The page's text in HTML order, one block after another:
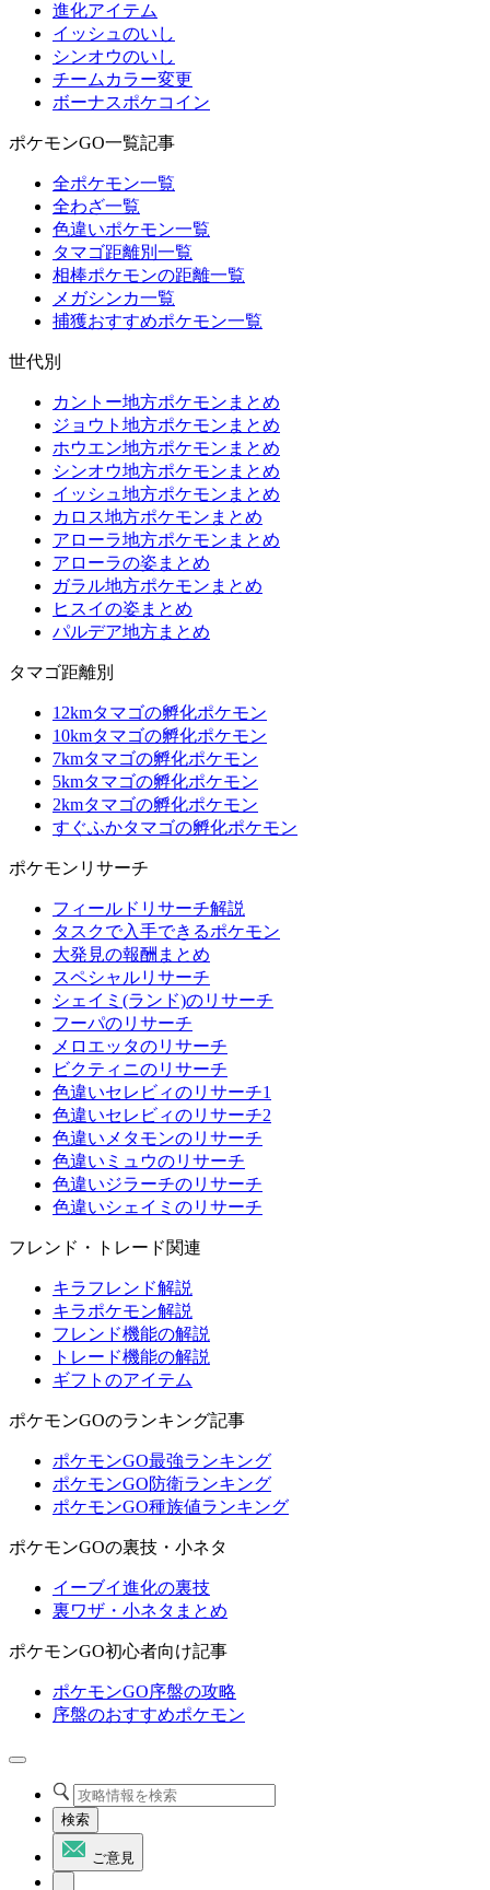
進化アイテム
イッシュのいし
シンオウのいし
チームカラー変更
ボーナスポケコイン
ポケモンGO一覧記事
全ポケモン一覧
全わざ一覧
色違いポケモン一覧
タマゴ距離別一覧
相棒ポケモンの距離一覧
メガシンカ一覧
捕獲おすすめポケモン一覧
世代別
カントー地方ポケモンまとめ
ジョウト地方ポケモンまとめ
ホウエン地方ポケモンまとめ
シンオウ地方ポケモンまとめ
イッシュ地方ポケモンまとめ
カロス地方ポケモンまとめ
アローラ地方ポケモンまとめ
アローラの姿まとめ
ガラル地方ポケモンまとめ
ヒスイの姿まとめ
パルデア地方まとめ
タマゴ距離別
12kmタマゴの孵化ポケモン
10kmタマゴの孵化ポケモン
7kmタマゴの孵化ポケモン
5kmタマゴの孵化ポケモン
2kmタマゴの孵化ポケモン
すぐふかタマゴの孵化ポケモン
ポケモンリサーチ
フィールドリサーチ解説
タスクで入手できるポケモン
大発見の報酬まとめ
スペシャルリサーチ
シェイミ(ランド)のリサーチ
フーパのリサーチ
メロエッタのリサーチ
ビクティニのリサーチ
色違いセレビィのリサーチ1
色違いセレビィのリサーチ2
色違いメタモンのリサーチ
色違いミュウのリサーチ
色違いジラーチのリサーチ
色違いシェイミのリサーチ
フレンド・トレード関連
キラフレンド解説
キラポケモン解説
フレンド機能の解説
トレード機能の解説
ギフトのアイテム
ポケモンGOのランキング記事
ポケモンGO最強ランキング
ポケモンGO防衛ランキング
ポケモンGO種族値ランキング
ポケモンGOの裏技・小ネタ
イーブイ進化の裏技
裏ワザ・小ネタまとめ
ポケモンGO初心者向け記事
ポケモンGO序盤の攻略
序盤のおすすめポケモン
検索
ご意見